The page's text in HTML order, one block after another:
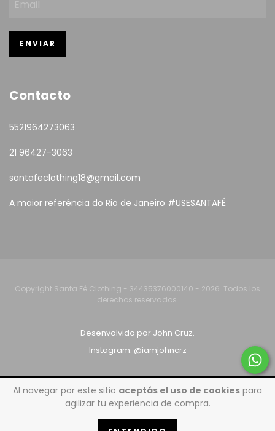
Al navegar por este sitio aceptás el uso de cookies para
agilizar tu experiencia de compra.
Contacto
5521964273063
21 96427-3063
santafeclothing18@gmail.com
A maior referência do Rio de Janeiro #USESANTAFÉ
Copyright Santa Fé Clothing - 34435376000140 - 2026. Todos los
derechos reservados.
Desenvolvido por John Cruz.
Instagram: @iamjohncrz